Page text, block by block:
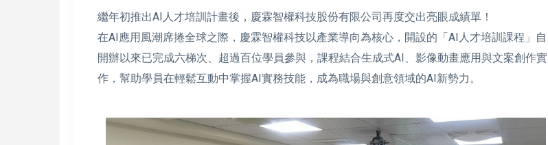
繼年初推出AI人才培訓計畫後，慶霖智權科技股份有限公司再度交出亮眼成績單！
在AI應用風潮席捲全球之際，慶霖智權科技以產業導向為核心，開設的「AI人才培訓課程」自
開辦以來已完成六梯次、超過百位學員參與，課程結合生成式AI、影像動畫應用與文案創作實
作，幫助學員在輕鬆互動中掌握AI實務技能，成為職場與創意領域的AI新勢力。